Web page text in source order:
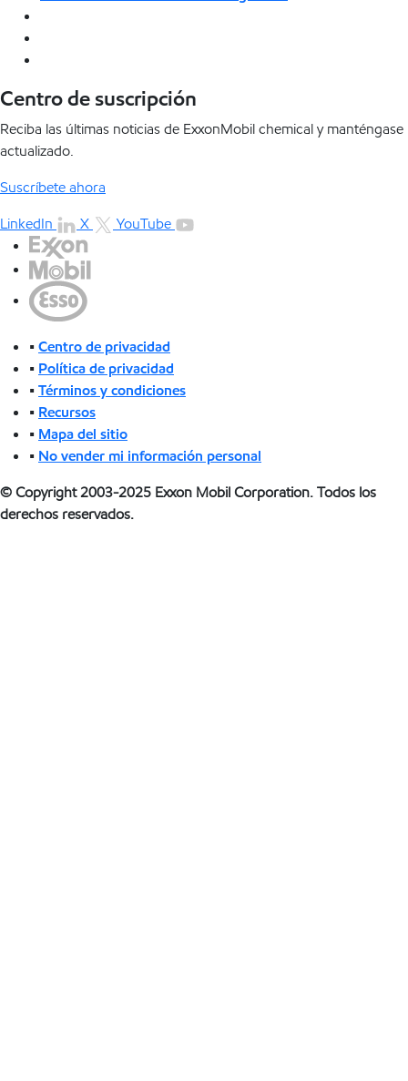
Centro de suscripción
Reciba las últimas noticias de ExxonMobil chemical y manténgase
actualizado.
Suscríbete ahora
LinkedIn
X YouTube
•Centro de privacidad
• Política de privacidad
•Términos y condiciones
• Recursos
• Mapa del sitio
• No vender mi información personal
© Copyright 2003-2025 Exxon Mobil Corporation. Todos los
derechos reservados.